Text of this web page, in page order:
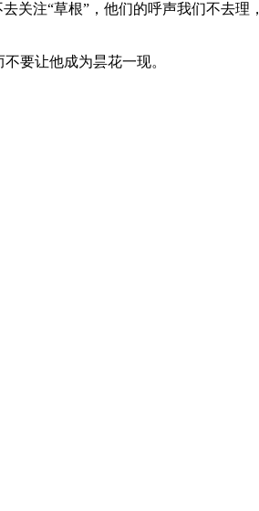
关注“草根”，他们的呼声我们不去
要让他成为昙花一现。